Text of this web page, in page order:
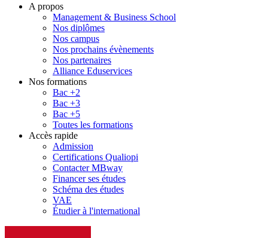
A propos
Management & Business School
Nos diplômes
Nos campus
Nos prochains évènements
Nos partenaires
Alliance Eduservices
Nos formations
Bac +2
Bac +3
Bac +5
Toutes les formations
Accès rapide
Admission
Certifications Qualiopi
Contacter MBway
Financer ses études
Schéma des études
VAE
Étudier à l'international